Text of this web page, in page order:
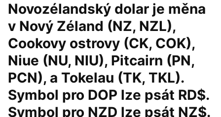
Novozélandský dolar je měna
v Nový Zéland (NZ, NZL),
Cookovy ostrovy (CK, COK),
Niue (NU, NIU), Pitcairn (PN,
PCN), a Tokelau (TK, TKL).
Symbol pro DOP lze psát RD$.
Symbol pro NZD lze psát NZ$.